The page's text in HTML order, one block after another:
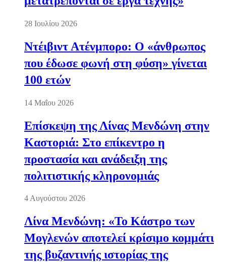
28 Ιουλίου 2026
Ντέιβιντ Ατένμπορο: Ο «άνθρωπος
που έδωσε φωνή στη φύση» γίνεται
100 ετών
14 Μαΐου 2026
Επίσκεψη της Λίνας Μενδώνη στην
Καστοριά: Στο επίκεντρο η
προστασία και ανάδειξη της
πολιτιστικής κληρονομιάς
4 Αυγούστου 2026
Λίνα Μενδώνη: «Το Κάστρο των
Μογλενών αποτελεί κρίσιμο κομμάτι
της βυζαντινής ιστορίας της